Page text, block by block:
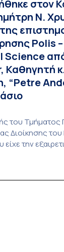
στον
Ν.
Polis
Science
Καθηγητή
“Petre
του Τμήματος
Διοίκησης
την